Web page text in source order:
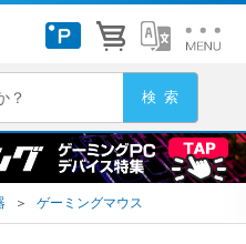
＞ ゲーミングマウス